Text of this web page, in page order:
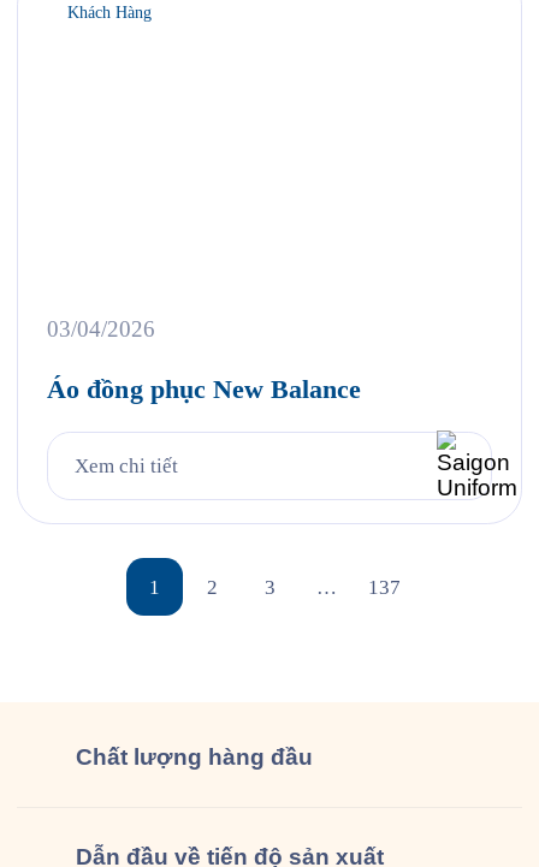
Khách Hàng
03/04/2026
Áo đồng phục New Balance
Xem chi tiết
1 2 3 … 137
Chất lượng hàng đầu
Dẫn đầu về tiến độ sản xuất